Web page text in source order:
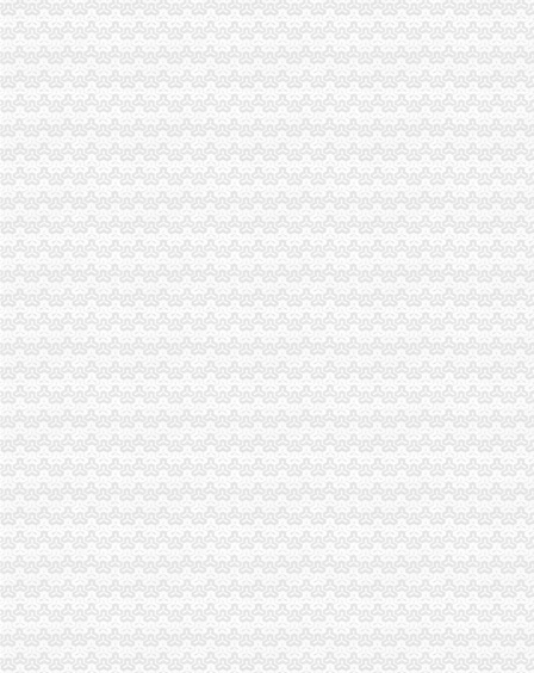
市重庆公司注销局举行2010年退役士招录
监察室支部激励纪检监察干部争当“五型”重庆税务注销干部
外资处支部召开民主生活会扎实推进“一讲二评三公示”重庆公司注销活动
市重庆代办公司局外资处制定工作规则规范外资登记窗口工作行为
巫溪局完善“三个机制”重庆代办公司提升宣工作水平
开县局“四个一”重庆营业执照注销推进房地产中介市场秩序整工作
云局重庆营业执照注销四轮驱动力促商标品牌发展助农户万元增收
北碚区出台三条新政大力加商标品牌建设
江北区区长何贵对江北局重庆税务注销信息专报作出批示
九龙坡局重庆分公司注销采取三项措施化电子商务监管
丰都局创新“五学”重庆代办公司模式深入开展创先争优活动
工商动态
我市重庆分公司注销出台在校大创办微型企业相关办法
渝北局行政约谈沃尔玛超市重庆公司注销指出五点问题
市重庆代办公司局副巡视员高印平率队到南川局开展考核考察工作
渝北局推行“一单通”重庆代办公司工作取得阶段成效
长寿局重庆代办公司大力促进非公经济组织创先争优
沙坪坝局重庆分公司注销三举措帮扶中小企业融资4.8亿元
江津局重庆税务注销以四个注重为抓手大力发展微型企业
垫江局重庆代办公司全面完成微型企业试点发展任务
云局重庆公司注销稳步推进学习型机关建设成效明显
渝中区五家微型企业通过资本金补助评审
南岸区消委会与家居企业索建立问题家居先行赔偿机制
市重庆公司注销局副局长李林对监管巡查体系改革推进工作提出四点要求
高新区工商分局组织非公经济代表开展“我身边的重庆税务注销员” 演讲比赛
忠县工商局重庆营业执照注销超额完成2011年上半年微型企业发展任务
台盟中央资助万州区铁峰乡桐元村8户残疾人微型企业